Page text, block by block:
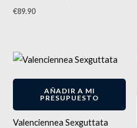
€89.90
AÑADIR A MI
PRESUPUESTO
Valenciennea Sexguttata